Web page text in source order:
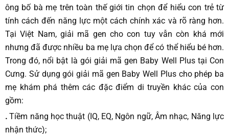
ông bố bà mẹ trên toàn thế giới tin chọn để hiểu con trẻ từ
tính cách đến năng lực một cách chính xác và rõ ràng hơn.
Tại Việt Nam, giải mã gen cho con tuy vẫn còn khá mới
nhưng đã được nhiều ba mẹ lựa chọn để có thể hiểu bé hơn.
Trong đó, nổi bật là gói giải mã gen Baby Well Plus tại Con
Cưng. Sử dụng gói giải mã gen Baby Well Plus cho phép ba
mẹ khám phá thêm các đặc điểm di truyền khác của con
gồm:
.Tiềm năng học thuật (IQ, EQ, Ngôn ngữ, Âm nhạc, Năng lực
nhận thức);